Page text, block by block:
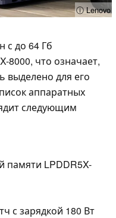
ⓘ Lenovo
с до 64 Гб
8000, что означает,
выделено для его
аппаратных
следующим
памяти LPDDR5X-
с зарядкой 180 Вт